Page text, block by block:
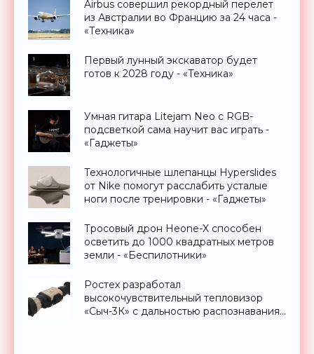
Airbus совершил рекордный перелет
из Австралии во Францию за 24 часа -
«Техника»
Первый лунный экскаватор будет
готов к 2028 году - «Техника»
Умная гитара Litejam Neo с RGB-
подсветкой сама научит вас играть -
«Гаджеты»
Технологичные шлепанцы Hyperslides
от Nike помогут расслабить усталые
ноги после тренировки - «Гаджеты»
Тросовый дрон Heone-X способен
осветить до 1000 квадратных метров
земли - «Беспилотники»
Ростех разработал
высокочувствительный тепловизор
«Сыч-3К» с дальностью распознавания